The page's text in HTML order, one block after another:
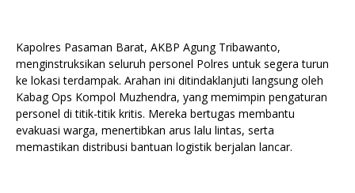
Kapolres Pasaman Barat, AKBP Agung Tribawanto,
menginstruksikan seluruh personel Polres untuk segera turun
ke lokasi terdampak. Arahan ini ditindaklanjuti langsung oleh
Kabag Ops Kompol Muzhendra, yang memimpin pengaturan
personel di titik-titik kritis. Mereka bertugas membantu
evakuasi warga, menertibkan arus lalu lintas, serta
memastikan distribusi bantuan logistik berjalan lancar.